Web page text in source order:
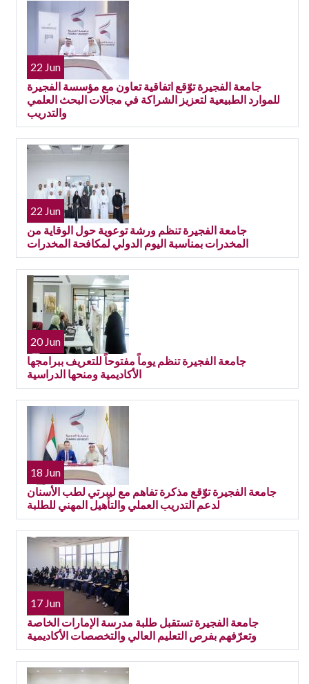
22 Jun
جامعة الفجيرة توّقع اتفاقية تعاون مع مؤسسة الفجيرة
للموارد الطبيعية لتعزيز الشراكة في مجالات البحث العلمي
والتدريب
22 Jun
جامعة الفجيرة تنظم ورشة توعوية حول الوقاية من
المخدرات بمناسبة اليوم الدولي لمكافحة المخدرات
20 Jun
جامعة الفجيرة تنظم يوماً مفتوحاً للتعريف ببرامجها
الأكاديمية ومنحها الدراسية
18 Jun
جامعة الفجيرة توّقع مذكرة تفاهم مع ليبرتي لطب الأسنان
لدعم التدريب العملي والتأهيل المهني للطلبة
17 Jun
جامعة الفجيرة تستقبل طلبة مدرسة الإمارات الخاصة
وتعرّفهم بفرص التعليم العالي والتخصصات الأكاديمية